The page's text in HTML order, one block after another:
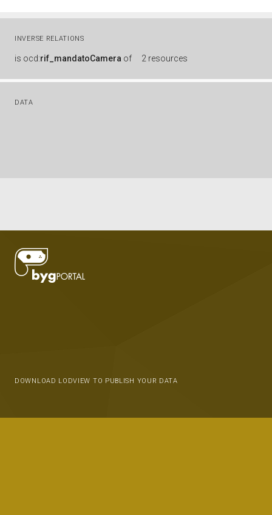
INVERSE RELATIONS
is ocd:rif_mandatoCamera of 2 resources
DATA
DOWNLOAD LODVIEW TO PUBLISH YOUR DATA